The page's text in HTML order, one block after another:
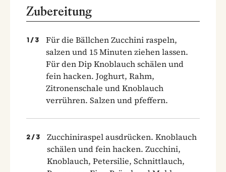
Zubereitung
1 / 3
Für die Bällchen Zucchini raspeln,
salzen und 15 Minuten ziehen lassen.
Für den Dip Knoblauch schälen und
fein hacken. Joghurt, Rahm,
Zitronenschale und Knoblauch
verrühren. Salzen und pfeffern.
2 / 3
Zucchiniraspel ausdrücken. Knoblauch
schälen und fein hacken. Zucchini,
Knoblauch, Petersilie, Schnittlauch,